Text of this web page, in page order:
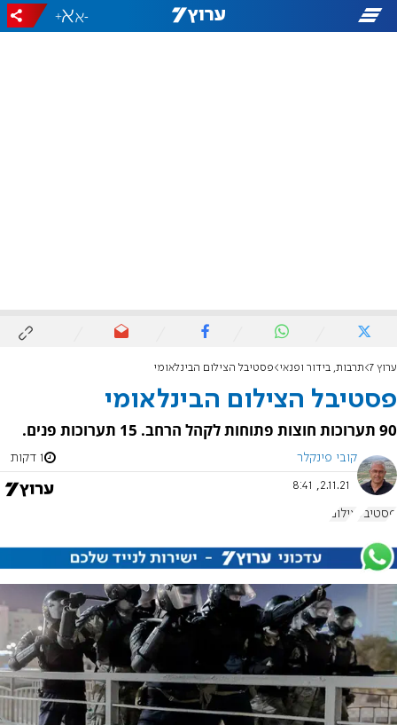
-
+
ערוץ 7 תרבות, בידור ופנאי פסטיבל הצילום הבינלאומי
פסטיבל הצילום הבינלאומי
90 תערוכות חוצות פתוחות לקהל הרחב. 15 תערוכות פנים.
קובי פינקלר 1 דקות
2.11.21, 8:41
פסטיבל צילום